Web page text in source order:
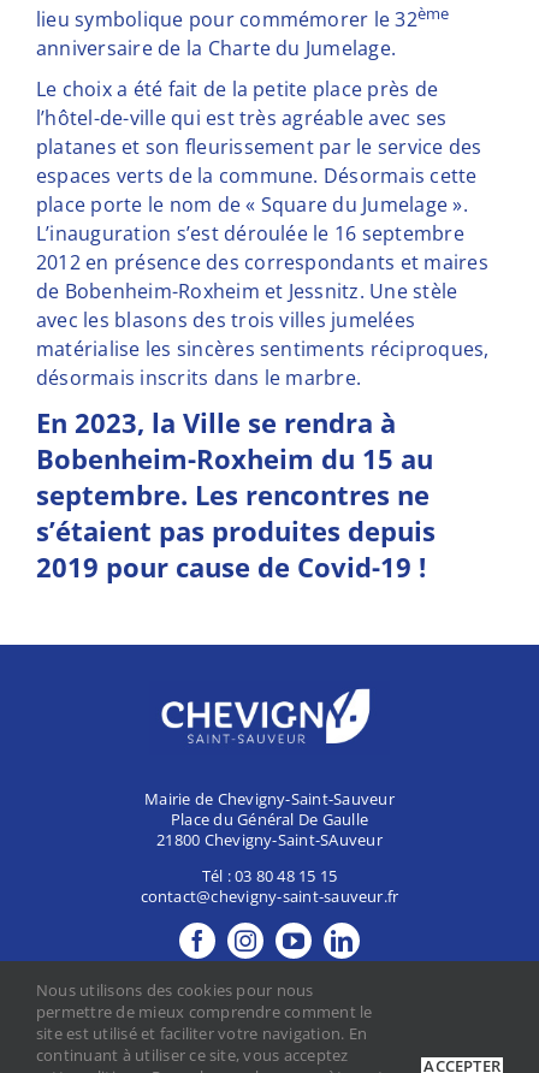
lieu symbolique pour commémorer le 32ème
anniversaire de la Charte du Jumelage.
Le choix a été fait de la petite place près de
l’hôtel-de-ville qui est très agréable avec ses
platanes et son fleurissement par le service des
espaces verts de la commune. Désormais cette
place porte le nom de « Square du Jumelage ».
L’inauguration s’est déroulée le 16 septembre
2012 en présence des correspondants et maires
de Bobenheim-Roxheim et Jessnitz. Une stèle
avec les blasons des trois villes jumelées
matérialise les sincères sentiments réciproques,
désormais inscrits dans le marbre.
En 2023, la Ville se rendra à
Bobenheim-Roxheim du 15 au
septembre. Les rencontres ne
s’étaient pas produites depuis
2019 pour cause de Covid-19 !
Mairie de Chevigny-Saint-Sauveur
Place du Général De Gaulle
21800 Chevigny-Saint-SAuveur
Tél :03 80 48 15 15
contact@chevigny-saint-sauveur.fr
MES DÉMARCHES
CONTACTER LA MAIRIE
Nous utilisons des cookies pour nous
permettre de mieux comprendre comment le
site est utilisé et faciliter votre navigation. En
continuant à utiliser ce site, vous acceptez
ACCEPTER